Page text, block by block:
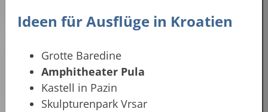
Ideen für Ausflüge in Kroatien
Grotte Baredine
Amphitheater Pula
Kastell in Pazin
Skulpturenpark Vrsar